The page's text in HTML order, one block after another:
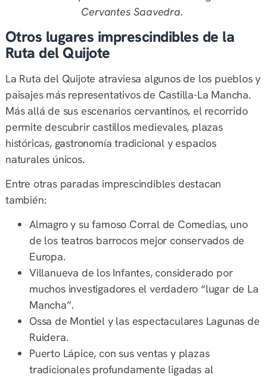
Cervantes Saavedra.
Otros lugares imprescindibles de la
Ruta del Quijote
La Ruta del Quijote atraviesa algunos de los pueblos y
paisajes más representativos de Castilla-La Mancha.
Más allá de sus escenarios cervantinos, el recorrido
permite descubrir castillos medievales, plazas
históricas, gastronomía tradicional y espacios
naturales únicos.
Entre otras paradas imprescindibles destacan
también:
Almagro y su famoso Corral de Comedias, uno
de los teatros barrocos mejor conservados de
Europa.
Villanueva de los Infantes, considerado por
muchos investigadores el verdadero “lugar de La
Mancha”.
Ossa de Montiel y las espectaculares Lagunas de
Ruidera.
Puerto Lápice, con sus ventas y plazas
tradicionales profundamente ligadas al